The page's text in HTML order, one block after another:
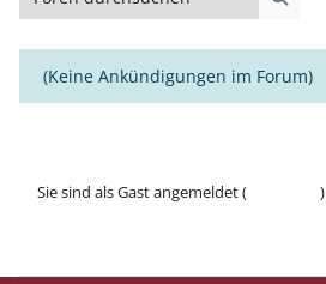
(Keine Ankündigungen im Forum)
Sie sind als Gast angemeldet (
)